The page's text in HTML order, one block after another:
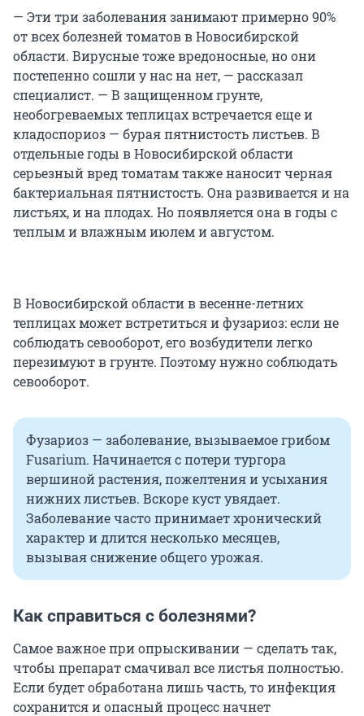
— Эти три заболевания занимают примерно 90%
от всех болезней томатов в Новосибирской
области. Вирусные тоже вредоносные, но они
постепенно сошли у нас на нет, — рассказал
специалист. — В защищенном грунте,
необогреваемых теплицах встречается еще и
кладоспориоз — бурая пятнистость листьев. В
отдельные годы в Новосибирской области
серьезный вред томатам также наносит черная
бактериальная пятнистость. Она развивается и на
листьях, и на плодах. Но появляется она в годы с
теплым и влажным июлем и августом.
В Новосибирской области в весенне-летних
теплицах может встретиться и фузариоз: если не
соблюдать севооборот, его возбудители легко
перезимуют в грунте. Поэтому нужно соблюдать
севооборот.
Фузариоз — заболевание, вызываемое грибом
Fusarium. Начинается с потери тургора
вершиной растения, пожелтения и усыхания
нижних листьев. Вскоре куст увядает.
Заболевание часто принимает хронический
характер и длится несколько месяцев,
вызывая снижение общего урожая.
Как справиться с болезнями?
Самое важное при опрыскивании — сделать так,
чтобы препарат смачивал все листья полностью.
Если будет обработана лишь часть, то инфекция
сохранится и опасный процесс начнет